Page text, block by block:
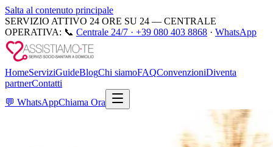
Salta al contenuto principale
SERVIZIO ATTIVO 24 ORE SU 24 — CENTRALE
OPERATIVA: 📞 Centrale 24/7 · +39 080 403 8868 · WhatsApp
HomeServiziGuideBlogChi siamoFAQConvenzioniDiventa
partnerContatti
💬 WhatsAppChiama Ora